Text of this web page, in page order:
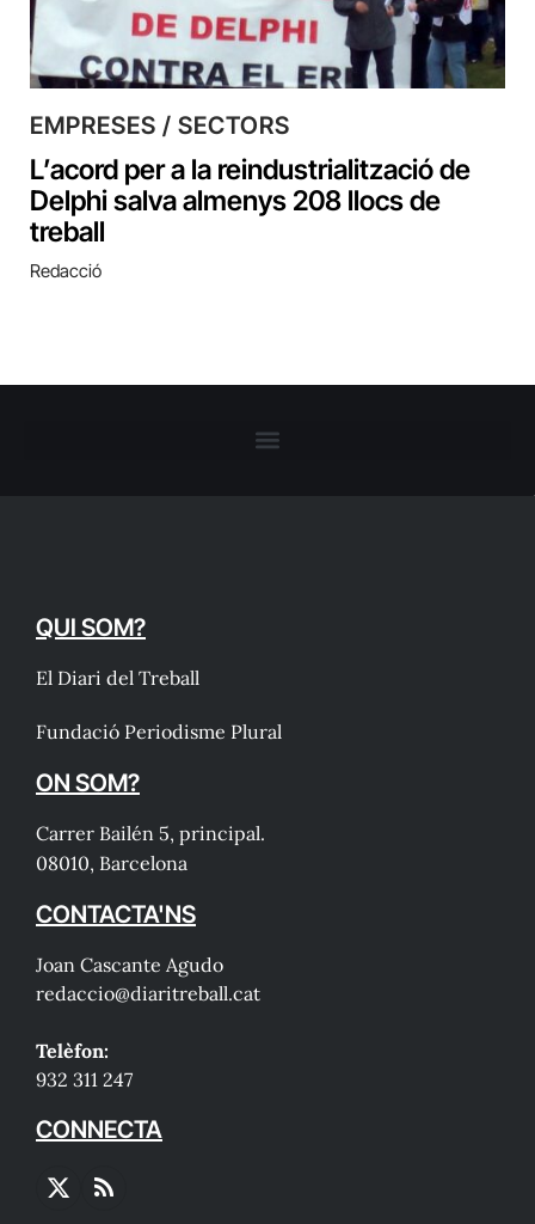
EMPRESES / SECTORS
L’acord per a la reindustrialització de
Delphi salva almenys 208 llocs de
treball
Redacció
QUI SOM?
El Diari del Treball
Fundació Periodisme Plural
ON SOM?
Carrer Bailén 5, principal.
08010, Barcelona
CONTACTA'NS
Joan Cascante Agudo
redaccio@diaritreball.cat
Telèfon:
932 311 247
CONNECTA
X
RSS